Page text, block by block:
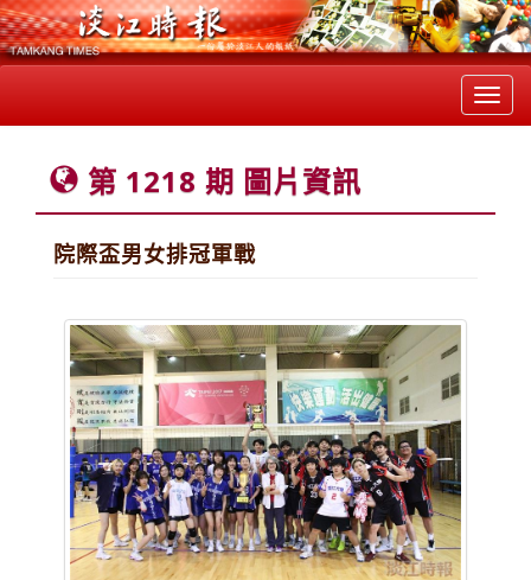
第 1218 期 圖片資訊
院際盃男女排冠軍戰